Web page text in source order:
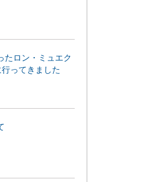
たロン・ミュエク
行ってきました